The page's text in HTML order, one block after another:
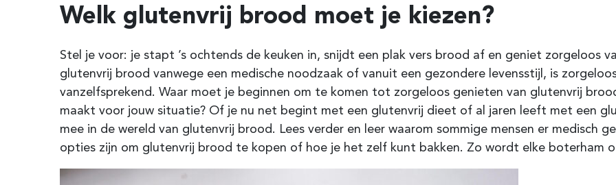
Welk glutenvrij brood moet je kiezen?
Stel je voor: je stapt ’s ochtends de keuken in, snijdt een plak vers brood af en geniet zorgeloos
glutenvrij brood vanwege een medische noodzaak of vanuit een gezondere levensstijl, is
vanzelfsprekend. Waar moet je beginnen om te komen tot zorgeloos genieten van glutenvrij
maakt voor jouw situatie? Of je nu net begint met een glutenvrij dieet of al jaren leeft met een
mee in de wereld van glutenvrij brood. Lees verder en leer waarom sommige mensen er medisch
opties zijn om glutenvrij brood te kopen of hoe je het zelf kunt bakken. Zo wordt elke boterham